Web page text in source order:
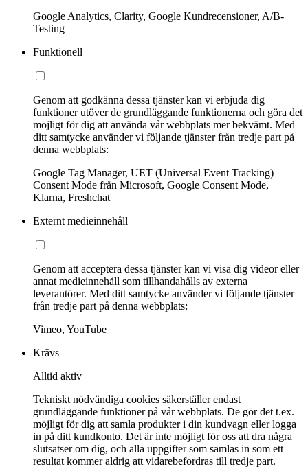
Google Analytics, Clarity, Google Kundrecensioner, A/B-
Testing
Funktionell
Genom att godkänna dessa tjänster kan vi erbjuda dig
funktioner utöver de grundläggande funktionerna och göra det
möjligt för dig att använda vår webbplats mer bekvämt. Med
ditt samtycke använder vi följande tjänster från tredje part på
denna webbplats:
Google Tag Manager, UET (Universal Event Tracking)
Consent Mode från Microsoft, Google Consent Mode,
Klarna, Freshchat
Externt medieinnehåll
Genom att acceptera dessa tjänster kan vi visa dig videor eller
annat medieinnehåll som tillhandahålls av externa
leverantörer. Med ditt samtycke använder vi följande tjänster
från tredje part på denna webbplats:
Vimeo, YouTube
Krävs
Alltid aktiv
Tekniskt nödvändiga cookies säkerställer endast
grundläggande funktioner på vår webbplats. De gör det t.ex.
möjligt för dig att samla produkter i din kundvagn eller logga
in på ditt kundkonto. Det är inte möjligt för oss att dra några
slutsatser om dig, och alla uppgifter som samlas in som ett
resultat kommer aldrig att vidarebefordras till tredje part.